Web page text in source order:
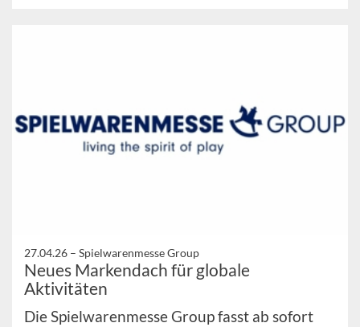
27.04.26 – Spielwarenmesse Group
Neues Markendach für globale
Aktivitäten
Die Spielwarenmesse Group fasst ab sofort